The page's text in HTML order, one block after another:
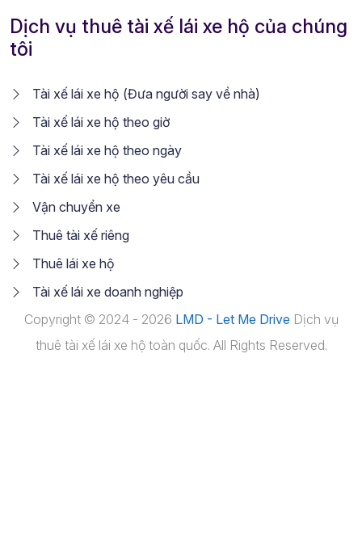
Dịch vụ thuê tài xế lái xe hộ của chúng
tôi
Tài xế lái xe hộ (Đưa người say về nhà)
Tài xế lái xe hộ theo giờ
Tài xế lái xe hộ theo ngày
Tài xế lái xe hộ theo yêu cầu
Vận chuyển xe
Thuê tài xế riêng
Thuê lái xe hộ
Tài xế lái xe doanh nghiệp
Copyright © 2024 - 2026 LMD - Let Me Drive Dịch vụ
thuê tài xế lái xe hộ toàn quốc. All Rights Reserved.